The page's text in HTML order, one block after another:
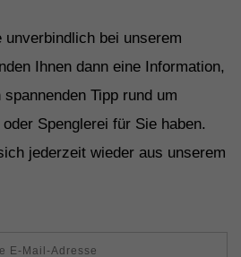
unverbindlich bei unserem
Ihnen dann eine Information,
Tipp rund um
Spenglerei für Sie haben.
jederzeit wieder aus unserem